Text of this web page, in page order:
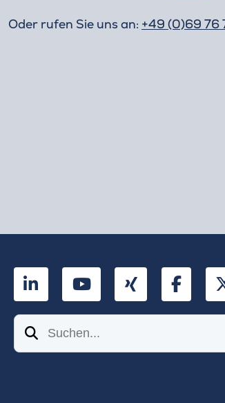
Oder rufen Sie uns an: +49 (0)69 76
LinkedInYouTubeXing
Suchen